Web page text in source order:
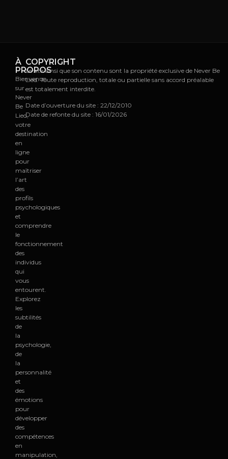
À
PROPOS
Bienvenue
sur
Never
Be
Lied,
votre
destination
en
ligne
pour
maîtriser
l’art
des
profils
psychologiques
et
comprendre
le
fonctionnement
des
individus
qui
vous
entourent.
Explorez
les
subtilités
de
la
psychologie,
de
la
personnalité
et
des
émotions
pour
développer
des
compétences
en
manipulation,
COPYRIGHT
Le site ainsi que son contenu sont la propriété exclusive de Never Be
Lied. Toute reproduction, totale ou partielle sans accord préalable
est totalement interdite.
Date d’ouverture du site : 22/12/2010
Date de refonte du site : 16/01/2026